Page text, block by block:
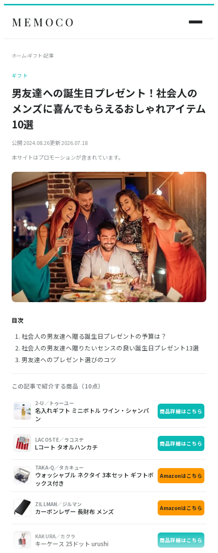
MEMOCO
ホーム›ギフト›記事
ギフト
男友達への誕生日プレゼント！社会人の
メンズに喜んでもらえるおしゃれアイテム
10選
公開 2024.08.26更新 2026.07.18
本サイトはプロモーションが含まれています。
目次
社会人の男友達へ贈る誕生日プレゼントの予算は？
社会人の男友達へ贈りたいセンスの良い誕生日プレゼント13選
男友達へのプレゼント選びのコツ
この記事で紹介する商品（10点）
画 商
品入
2-U／トゥーユー
名入れギフト ミニボトル ワイン・シャンパ
ン
商品詳細はこちら
LACOSTE／ラコステ
Lコート タオルハンカチ 商品詳細はこちら
TAKA-Q／タカキュー
ウォッシャブル ネクタイ 3本セット ギフトボ
ックス付き
Amazonはこちら
ZILLMAN／ジルマン
カーボンレザー 長財布 メンズ Amazonはこちら
KAKURA／カクラ
キーケース 25ドット urushi 商品詳細はこちら